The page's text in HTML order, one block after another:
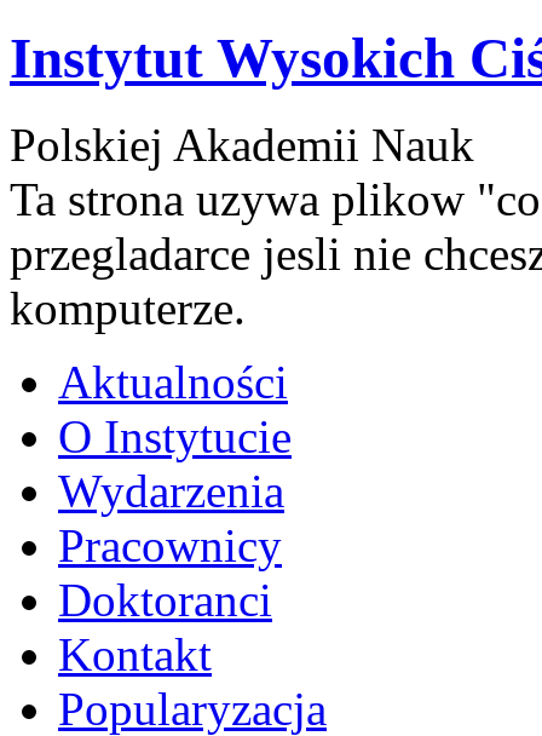
Instytut Wysokich
Polskiej Akademii Nauk
Ta strona uzywa plikow
przegladarce jesli nie
komputerze.
Aktualności
O Instytucie
Wydarzenia
Pracownicy
Doktoranci
Kontakt
Popularyzacja